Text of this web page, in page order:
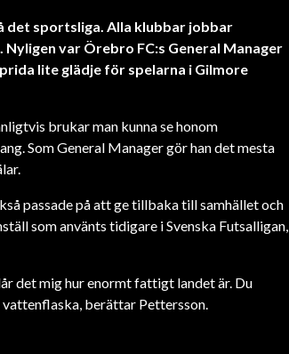
det sportsliga. Alla klubbar jobbar
var Örebro FC:s General Manager
lite glädje för spelarna i Gilmore
brukar man kunna se honom
Som General Manager gör han det mesta
passade på att ge tillbaka till samhället och
som använts tidigare i Svenska Futsalligan,
det mig hur enormt fattigt landet är. Du
vattenflaska, berättar Pettersson.